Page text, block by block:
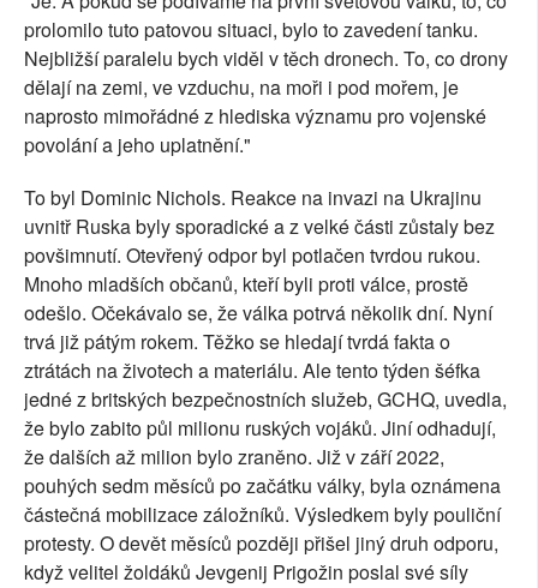
prolomilo tuto patovou situaci, bylo to zavedení tanku.
Nejbližší paralelu bych viděl v těch dronech. To, co drony
dělají na zemi, ve vzduchu, na moři i pod mořem, je
naprosto mimořádné z hlediska významu pro vojenské
povolání a jeho uplatnění."
To byl Dominic Nichols. Reakce na invazi na Ukrajinu
uvnitř Ruska byly sporadické a z velké části zůstaly bez
povšimnutí. Otevřený odpor byl potlačen tvrdou rukou.
Mnoho mladších občanů, kteří byli proti válce, prostě
odešlo. Očekávalo se, že válka potrvá několik dní. Nyní
trvá již pátým rokem. Těžko se hledají tvrdá fakta o
ztrátách na životech a materiálu. Ale tento týden šéfka
jedné z britských bezpečnostních služeb, GCHQ, uvedla,
že bylo zabito půl milionu ruských vojáků. Jiní odhadují,
že dalších až milion bylo zraněno. Již v září 2022,
pouhých sedm měsíců po začátku války, byla oznámena
částečná mobilizace záložníků. Výsledkem byly pouliční
protesty. O devět měsíců později přišel jiný druh odporu,
když velitel žoldáků Jevgenij Prigožin poslal své síly